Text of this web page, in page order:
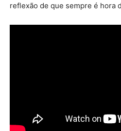
reflexão de que sempre é hora